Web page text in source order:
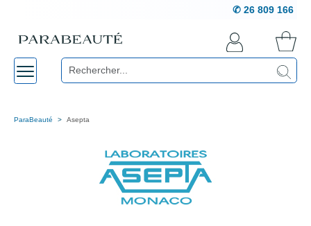
✆ 26 809 166
ParaBeauté Asepta